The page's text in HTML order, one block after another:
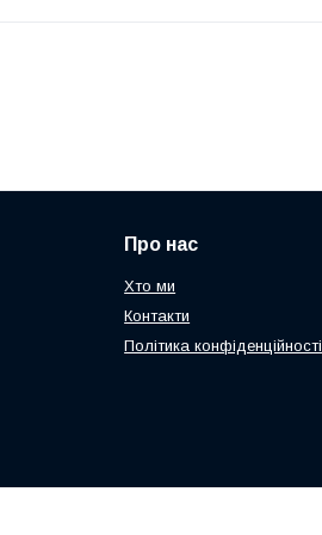
Про нас
Хто ми
Контакти
Політика конфіденційності